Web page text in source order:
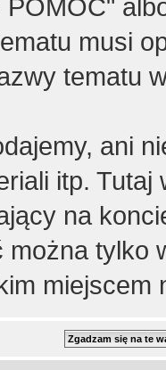
musi
tematu
ani
itp. Tutaj
na
można tylko
miejscem